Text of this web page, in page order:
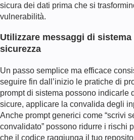
sicura dei dati prima che si
vulnerabilità.
Utilizzare messaggi di
sicurezza
Un passo semplice ma efficace
seguire fin dall’inizio le pratiche di
prompt di sistema possono indicarle
sicure, applicare la convalida degli
Anche prompt generici come “scrivi
convalidato” possono ridurre i rischi
che il codice raggiunga il tuo